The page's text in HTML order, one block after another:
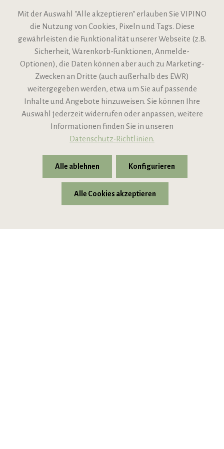
VIPINO Service
Informationen
Support
* Alle Preise inkl. gesetzl. Mehrwertsteuer zzgl.Versandkosten
Mit der Auswahl "Alle akzeptieren" erlauben Sie VIPINO
die Nutzung von Cookies, Pixeln und Tags. Diese
gewährleisten die Funktionalität unserer Webseite (z.B.
Sicherheit, Warenkorb-Funktionen, Anmelde-
Optionen), die Daten können aber auch zu Marketing-
Zwecken an Dritte (auch außerhalb des EWR)
weitergegeben werden, etwa um Sie auf passende
Inhalte und Angebote hinzuweisen. Sie können Ihre
Auswahl jederzeit widerrufen oder anpassen, weitere
Informationen finden Sie in unseren
Datenschutz-Richtlinien.
Alle ablehnen Konfigurieren
Alle Cookies akzeptieren